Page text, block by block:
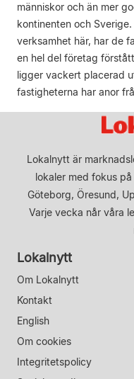
människor och än mer
kontinenten och
verksamhet här, har de
en hel del företag
ligger vackert placerad
fastigheterna har anor
Lokalnytt är
lokaler med fokus
Göteborg, Öresund,
Varje vecka når våra
Lokalnytt
Om Lokalnytt
Kontakt
English
Om cookies
Integritetspolicy